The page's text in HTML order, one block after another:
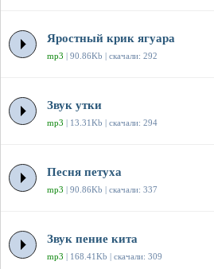
Яростный крик ягуара
mp3 | 90.86Kb | скачали: 292
Звук утки
mp3 | 13.31Kb | скачали: 294
Песня петуха
mp3 | 90.86Kb | скачали: 337
Звук пение кита
mp3 | 168.41Kb | скачали: 309